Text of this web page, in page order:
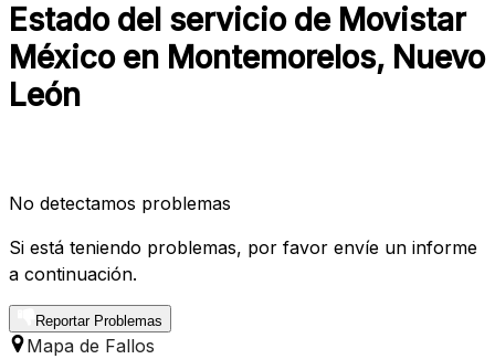
Estado del servicio de Movistar
México en Montemorelos, Nuevo
León
No detectamos problemas
Si está teniendo problemas, por favor envíe un informe
a continuación.
Reportar Problemas
Mapa de Fallos